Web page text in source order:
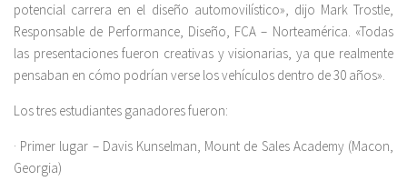
potencial carrera en el diseño automovilístico», dijo Mark Trostle,
Responsable de Performance, Diseño, FCA – Norteamérica. «Todas
las presentaciones fueron creativas y visionarias, ya que realmente
pensaban en cómo podrían verse los vehículos dentro de 30 años».
Los tres estudiantes ganadores fueron:
· Primer lugar – Davis Kunselman, Mount de Sales Academy (Macon,
Georgia)